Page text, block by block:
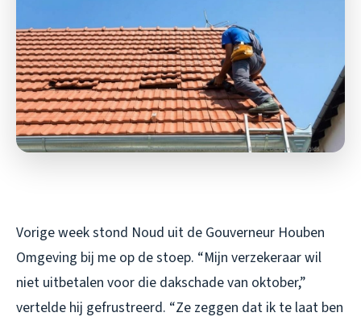
Vorige week stond Noud uit de Gouverneur Houben
Omgeving bij me op de stoep. “Mijn verzekeraar wil
niet uitbetalen voor die dakschade van oktober,”
vertelde hij gefrustreerd. “Ze zeggen dat ik te laat ben